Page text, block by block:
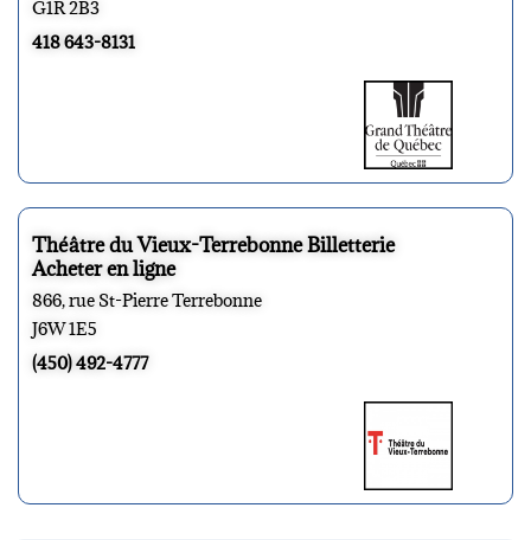
G1R 2B3
418 643-8131
Théâtre du Vieux-Terrebonne Billetterie
Acheter en ligne
866, rue St-Pierre Terrebonne
J6W 1E5
(450) 492-4777